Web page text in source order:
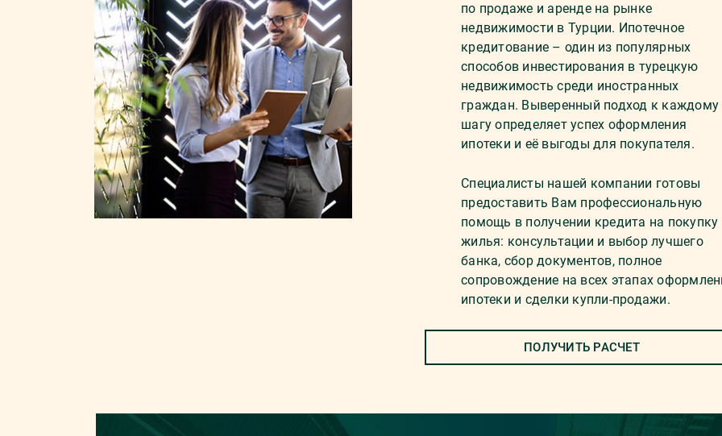
по продаже и аренде на рынке
недвижимости в Турции. Ипотечное
кредитование – один из популярных
способов инвестирования в турецкую
недвижимость среди иностранных
граждан. Выверенный подход к каждому
шагу определяет успех оформления
ипотеки и её выгоды для покупателя.
Специалисты нашей компании готовы
предоставить Вам профессиональную
помощь в получении кредита на покупку
жилья: консультации и выбор лучшего
банка, сбор документов, полное
сопровождение на всех этапах
ипотеки и сделки купли-продажи.
ПОЛУЧИТЬ РАСЧЕТ